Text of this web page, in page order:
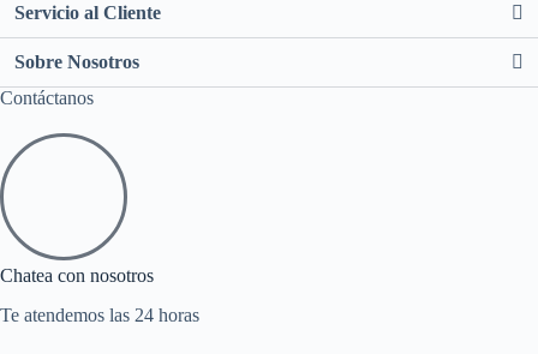
Servicio al Cliente
Sobre Nosotros
Contáctanos
Chatea con nosotros
Te atendemos las 24 horas